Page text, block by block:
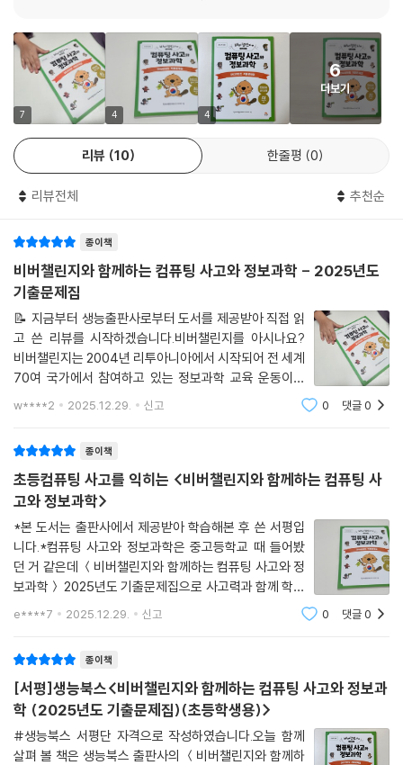
7 4 4
6
더보기
리뷰 10 한줄평 0
리뷰전체 추천순
종이책
비버챌린지와 함께하는 컴퓨팅 사고와 정보과학 - 2025년도
기출문제집
📝 지금부터 생능출판사로부터 도서를 제공받아 직접 읽
고 쓴 리뷰를 시작하겠습니다.비버챌린지를 아시나요?
비버챌린지는 2004년 리투아니아에서 시작되어 전 세계
70여 국가에서 참여하고 있는 정보과학 교육 운동이자
축제입니다🙂저는 올해 초 교육청 공문으로 알게되었는
w****2 2025.12.29. 신고 0 댓글0
종이책
초등컴퓨팅 사고를 익히는 <비버챌린지와 함께하는 컴퓨팅 사
고와 정보과학>
*본 도서는 출판사에서 제공받아 학습해본 후 쓴 서평입
니다.*컴퓨팅 사고와 정보과학은 중고등학교 때 들어봤
던 거 같은데 ＜비버챌린지와 함께하는 컴퓨팅 사고와 정
보과학＞ 2025년도 기출문제집으로 사고력과 함께 학년
별 문제를 풀어볼 수 있었습니다.비버챌린지는 2004년
e****7 2025.12.29. 신고 0 댓글0
종이책
[서평]생능북스<비버챌린지와 함께하는 컴퓨팅 사고와 정보과
학 (2025년도 기출문제집)(초등학생용)>
#생능북스 서평단 자격으로 작성하였습니다.오늘 함께
살펴 볼 책은 생능북스 출판사의 ＜비버챌린지와 함께하